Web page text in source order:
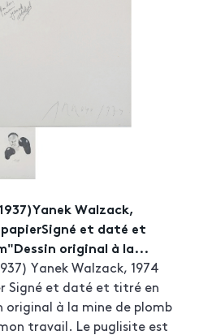
Walzack,
papierSigné et daté et
original à la...
Yanek Walzack, 1974
Signé et daté et titré en
original à la mine de plomb
travail. Le puglisite est